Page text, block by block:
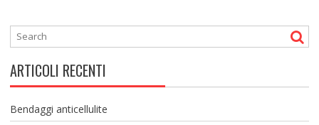
ARTICOLI RECENTI
Bendaggi anticellulite